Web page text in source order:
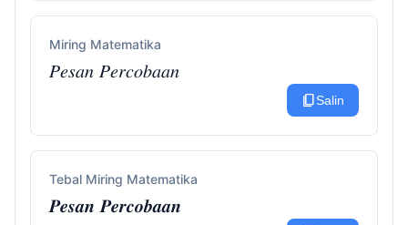
Miring Matematika
𝑃𝑒𝑠𝑎𝑛 𝑃𝑒𝑟𝑐𝑜𝑏𝑎𝑎𝑛
content_copySalin
Tebal Miring Matematika
𝑷𝒆𝒔𝒂𝒏 𝑷𝒆𝒓𝒄𝒐𝒃𝒂𝒂𝒏